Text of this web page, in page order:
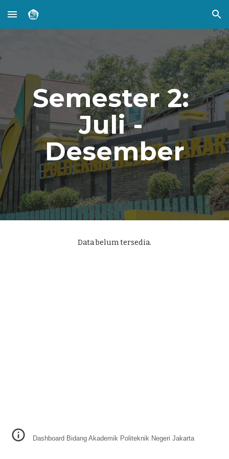
Skip to main content Skip to navigation
Semester 2:
Juli -
Desember
Data belum tersedia.
Dashboard Bidang Akademik Politeknik Negeri Jakarta